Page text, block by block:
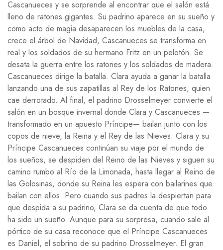
Cascanueces y se sorprende al encontrar que el salón está
lleno de ratones gigantes. Su padrino aparece en su sueño y
como acto de magia desaparecen los muebles de la casa,
crece el árbol de Navidad, Cascanueces se transforma en
real y los soldados de su hermano Fritz en un pelotón. Se
desata la guerra entre los ratones y los soldados de madera.
Cascanueces dirige la batalla. Clara ayuda a ganar la batalla
lanzando una de sus zapatillas al Rey de los Ratones, quien
cae derrotado. Al final, el padrino Drosselmeyer convierte el
salón en un bosque invernal donde Clara y Cascanueces —
transformado en un apuesto Príncipe— bailan junto con los
copos de nieve, la Reina y el Rey de las Nieves. Clara y su
Príncipe Cascanueces continúan su viaje por el mundo de
los sueños, se despiden del Reino de las Nieves y siguen su
camino rumbo al Río de la Limonada, hasta llegar al Reino de
las Golosinas, donde su Reina les espera con bailarines que
bailan con ellos. Pero cuando sus padres la despiertan para
que despida a su padrino, Clara se da cuenta de que todo
ha sido un sueño. Aunque para su sorpresa, cuando sale al
pórtico de su casa reconoce que el Príncipe Cascanueces
es Daniel, el sobrino de su padrino Drosselmeyer. El gran